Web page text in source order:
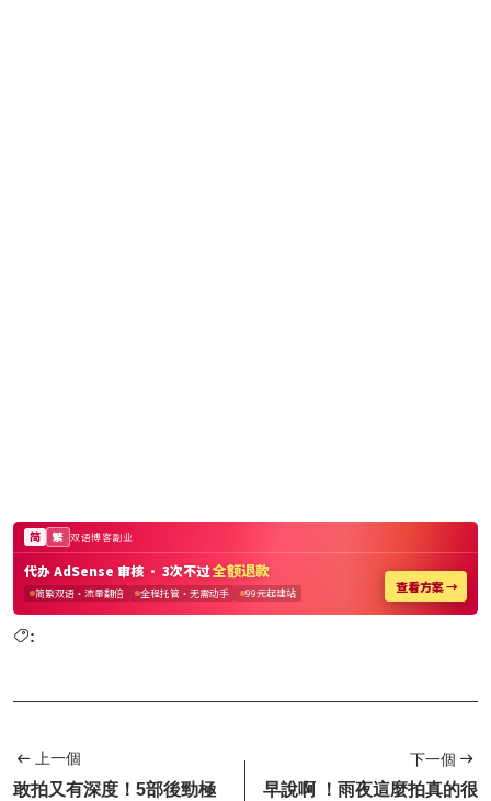
:
上一個
敢拍又有深度！5部後勁極
下一個
早說啊 ！雨夜這麼拍真的很